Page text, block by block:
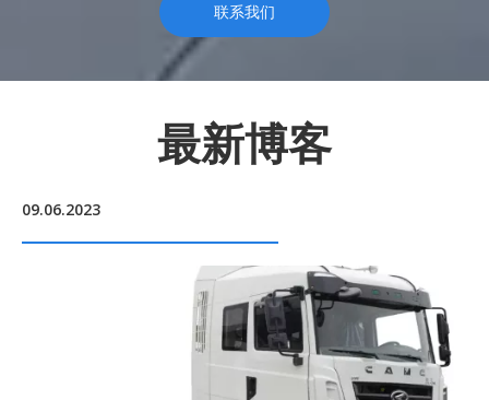
联系我们
最新博客
09.06.2023